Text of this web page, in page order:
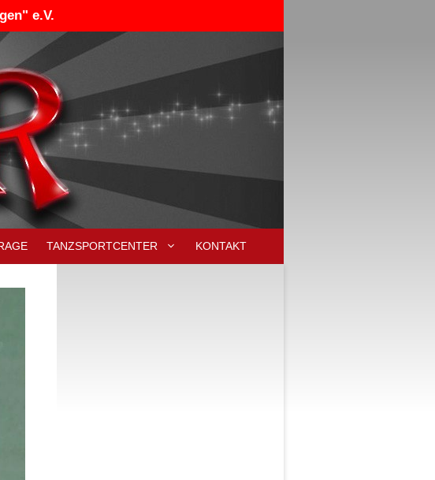
e.V.
TANZSPORTCENTER KONTAKT